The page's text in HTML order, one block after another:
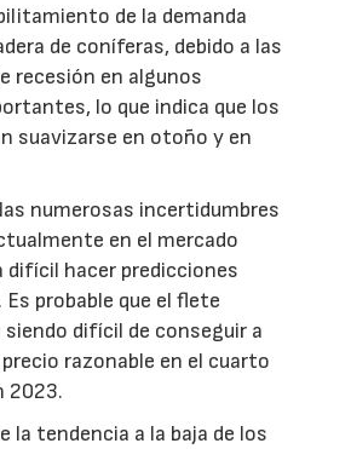
de la demanda
de coníferas, debido a las
recesión en algunos
lo que indica que los
suavizarse en otoño y en
numerosas incertidumbres
en el mercado
difícil hacer predicciones
probable que el flete
difícil de conseguir a
razonable en el cuarto
2023.
la tendencia a la baja de los